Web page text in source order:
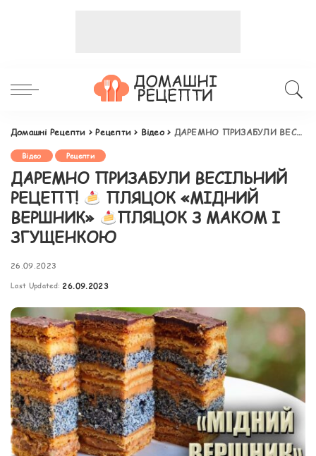
Домашні Рецепти >Рецепти > Відео> ДАРЕМНО ПРИЗАБУЛИ ВЕСІЛЬНИЙ РЕЦЕПТ!
Відео Рецепти
ДАРЕМНО ПРИЗАБУЛИ ВЕСІЛЬНИЙ
РЕЦЕПТ!
ПЛЯЦОК «МІДНИЙ
ВЕРШНИК»
ПЛЯЦОК З МАКОМ І
ЗГУЩЕНКОЮ
26.09.2023
Last Updated: 26.09.2023